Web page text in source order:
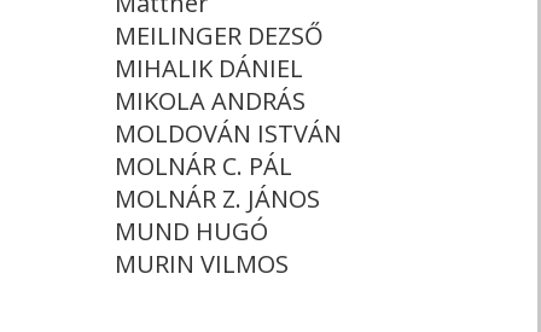
MEILINGER DEZSŐ
MIHALIK DÁNIEL
MIKOLA ANDRÁS
MOLDOVÁN ISTVÁN
MOLNÁR C. PÁL
MOLNÁR Z. JÁNOS
MUND HUGÓ
MURIN VILMOS